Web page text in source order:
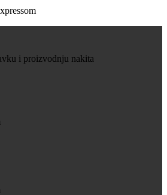
i proizvodnju nakita